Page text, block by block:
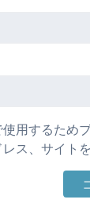
用するため
ス、サイトを